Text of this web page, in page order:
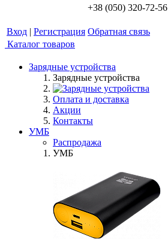
+38 (050) 320-72-56
Вход | Регистрация Обратная связь
Каталог товаров
Зарядные устройства
Зарядные устройства
Оплата и доставка
Акции
Контакты
УМБ
Распродажа
УМБ